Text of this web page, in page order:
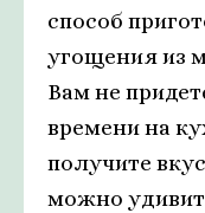
способ
угощения из
Вам не
времени на
получите
можно